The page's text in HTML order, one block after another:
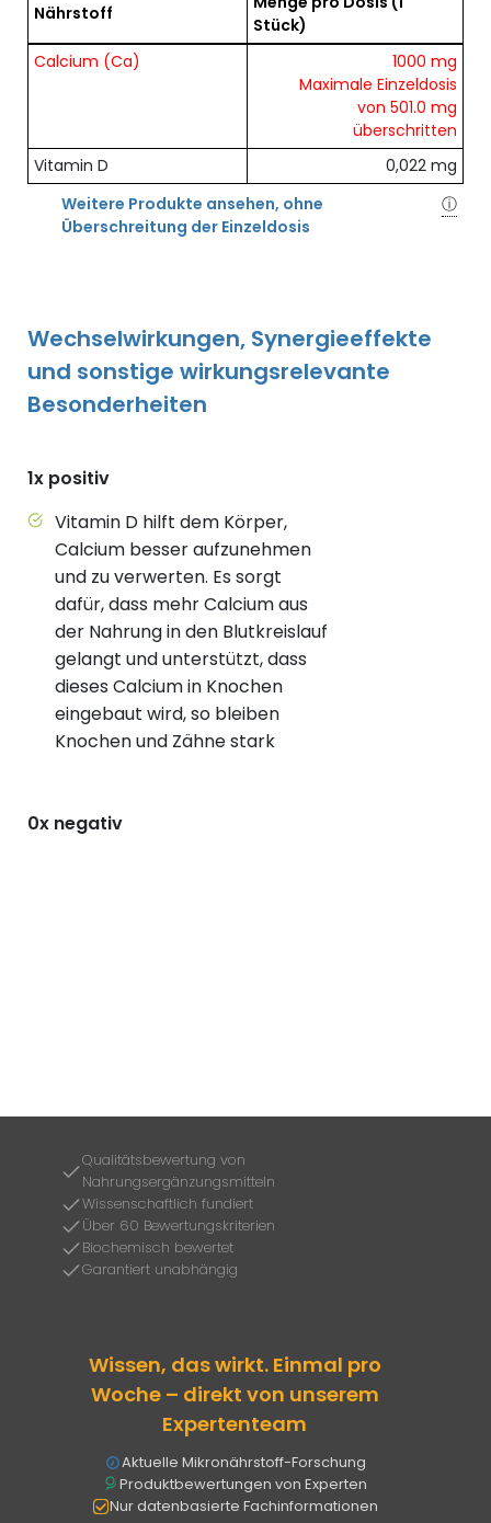
Übersicht der enthaltenen Nährstoffe pro Dosis
Nährstoff
Stück)
Calcium (Ca)
1000 mg
Maximale Einzeldosis
von 501.0 mg
überschritten
Vitamin D
0,022 mg
Weitere Produkte ansehen, ohne
Überschreitung der Einzeldosis
ⓘ
Wechselwirkungen, Synergieeffekte
und sonstige wirkungsrelevante
Besonderheiten
1x positiv
Vitamin D hilft dem Körper,
Calcium besser aufzunehmen
und zu verwerten. Es sorgt
dafür, dass mehr Calcium aus
der Nahrung in den Blutkreislauf
gelangt und unterstützt, dass
dieses Calcium in Knochen
eingebaut wird, so bleiben
Knochen und Zähne stark
0x negativ
Qualitätsbewertung von
Nahrungsergänzungsmitteln
Wissenschaftlich fundiert
Über 60 Bewertungskriterien
Biochemisch bewertet
Garantiert unabhängig
Wissen, das wirkt. Einmal pro
Woche – direkt von unserem
Expertenteam
Aktuelle Mikronährstoff-Forschung
Produktbewertungen von Experten
Nur datenbasierte Fachinformationen